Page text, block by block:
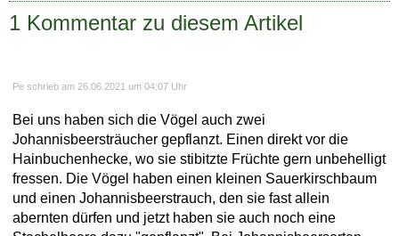
1 Kommentar zu diesem Artikel
Pe schrieb am 26.06.2021 um 04:07 Uhr
Bei uns haben sich die Vögel auch zwei
Johannisbeersträucher gepflanzt. Einen direkt vor die
Hainbuchenhecke, wo sie stibitzte Früchte gern unbehelligt
fressen. Die Vögel haben einen kleinen Sauerkirschbaum
und einen Johannisbeerstrauch, den sie fast allein
abernten dürfen und jetzt haben sie auch noch eine